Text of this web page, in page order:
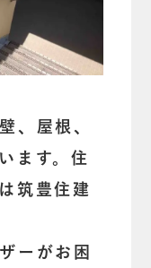
、屋根、
ます。住
筑豊住建
ーがお困